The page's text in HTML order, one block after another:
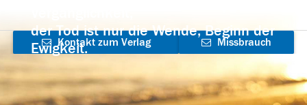
der Tod ist nur die Wende, Beginn der
Ewigkeit.
Kontakt zum Verlag
aufnehmen
Missbrauch